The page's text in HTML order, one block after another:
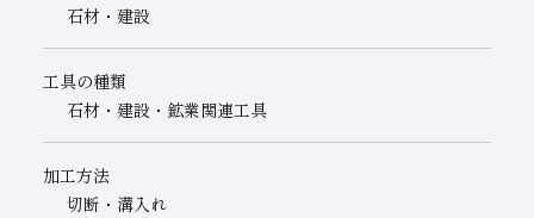
石材・建設
工具の種類
石材・建設・鉱業関連工具
加工方法
切断・溝入れ